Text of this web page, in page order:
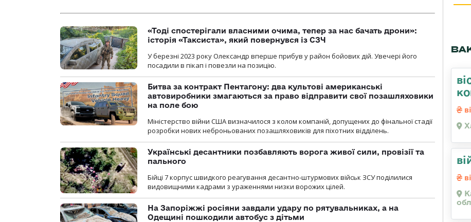
«Тоді спостерігали власними очима, тепер за нас бачать дрони»:
історія «Таксиста», який повернувся із СЗЧ
У березні 2023 року Олександр вперше прибув у район бойових дій. Увечері його
посадили в пікап і повезли на позицію.
Битва за контракт Пентагону: два культові американські
автовиробники змагаються за право відправити свої позашляховики
на поле бою
Міністерство війни США визначилося з колом компаній, допущених до фінальної стадії
розробки нових неброньованих позашляховиків для піхотних відділень.
Українські десантники позбавляють ворога живої сили, провізії та
пального
Бійці 7 корпус швидкого реагування десантно-штурмових військ ЗСУ поділилися
видовищними кадрами з ураженнями низки ворожих цілей.
На Запоріжжі росіяни завдали удару по рятувальниках, а на
Одещині пошкодили автобус з дітьми